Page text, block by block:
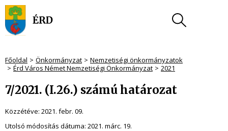
Főoldal Önkormányzat
Nemzetiségi önkormányzatok
Érd Város Német Nemzetiségi Önkormányzat
2021
7/2021. (I.26.) számú határozat
Közzétéve: 2021. febr. 09.
Utolsó módosítás dátuma: 2021. márc. 19.